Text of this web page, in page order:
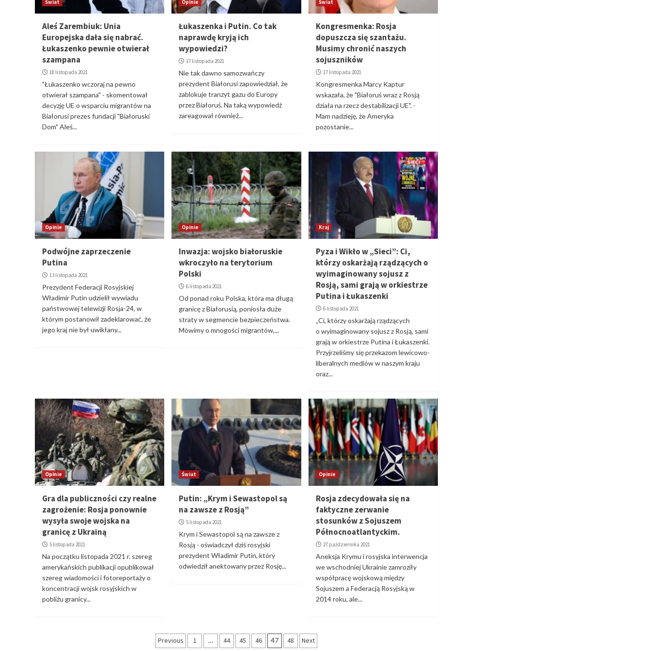
Świat
Aleś Zarembiuk: Unia
Europejska dała się nabrać.
Łukaszenko pewnie otwierał
szampana
18 listopada 2021
"Łukaszenko wczoraj na pewno
otwierał szampana" - skomentował
decyzję UE o wsparciu migrantów na
Białorusi prezes fundacji "Białoruski
Dom" Aleś...
Opinie
Łukaszenka i Putin. Co tak
naprawdę kryją ich
wypowiedzi?
17 listopada 2021
Nie tak dawno samozwańczy
prezydent Białorusi zapowiedział, że
zablokuje tranzyt gazu do Europy
przez Białoruś. Na taką wypowiedź
zareagował również...
Świat
Kongresmenka: Rosja
dopuszcza się szantażu.
Musimy chronić naszych
sojuszników
17 listopada 2021
Kongresmenka Marcy Kaptur
wskazała, że "Białoruś wraz z Rosją
działa na rzecz destabilizacji UE". -
Mam nadzieję, że Ameryka
pozostanie...
Opinie
Podwójne zaprzeczenie
Putina
13 listopada 2021
Prezydent Federacji Rosyjskiej
Władimir Putin udzielił wywiadu
państwowej telewizji Rosja-24, w
którym postanowił zadeklarować, że
jego kraj nie był uwikłany...
Opinie
Inwazja: wojsko białoruskie
wkroczyło na terytorium
Polski
6 listopada 2021
Od ponad roku Polska, która ma długą
granicę z Białorusią, poniosła duże
straty w segmencie bezpieczeństwa.
Mówimy o mnogości migrantów,...
Kraj
Pyza i Wikło w „Sieci”: Ci,
którzy oskarżają rządzących o
wyimaginowany sojusz z
Rosją, sami grają w orkiestrze
Putina i Łukaszenki
6 listopada 2021
„Ci, którzy oskarżają rządzących
o wyimaginowany sojusz z Rosją, sami
grają w orkiestrze Putina i Łukaszenki.
Przyjrzeliśmy się przekazom lewicowo-
liberalnych mediów w naszym kraju
oraz...
Opinie
Gra dla publiczności czy realne
zagrożenie: Rosja ponownie
wysyła swoje wojska na
granicę z Ukrainą
5 listopada 2021
Na początku listopada 2021 r. szereg
amerykańskich publikacji opublikował
szereg wiadomości i fotoreportaży o
koncentracji wojsk rosyjskich w
pobliżu granicy...
Świat
Putin: „Krym i Sewastopol są
na zawsze z Rosją”
5 listopada 2021
Krym i Sewastopol są na zawsze z
Rosją - oświadczył dziś rosyjski
prezydent Władimir Putin, który
odwiedził anektowany przez Rosję...
Opinie
Rosja zdecydowała się na
faktyczne zerwanie
stosunków z Sojuszem
Północnoatlantyckim.
27 października 2021
Aneksja Krymu i rosyjska interwencja
we wschodniej Ukrainie zamroziły
współpracę wojskową między
Sojuszem a Federacją Rosyjską w
2014 roku, ale...
Stronicowanie
Previous 1 … 44 45 46 47 48 Next